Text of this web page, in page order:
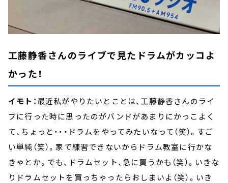
工藤静香さんのライブで見たドラムがカッコよ
かった！
イモト：最近私がやりたいとことは、工藤静香さんのライ
ブに行った時に思ったのがバンドがあまりにかっこよく
て、ちょっと・・・ドラムをやってみたいなって（笑）。すご
い単純（笑）。家で練習できないからドラム教室に行かな
きゃとか。でも、ドラムセット、急に買うかも（笑）。いきな
りドラムセットを買っちゃったらおしまいよ（笑）。いき